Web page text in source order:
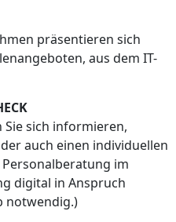
präsentieren sich
aus dem IT-
sich informieren,
auch einen individuellen
im
digital in Anspruch
notwendig.)